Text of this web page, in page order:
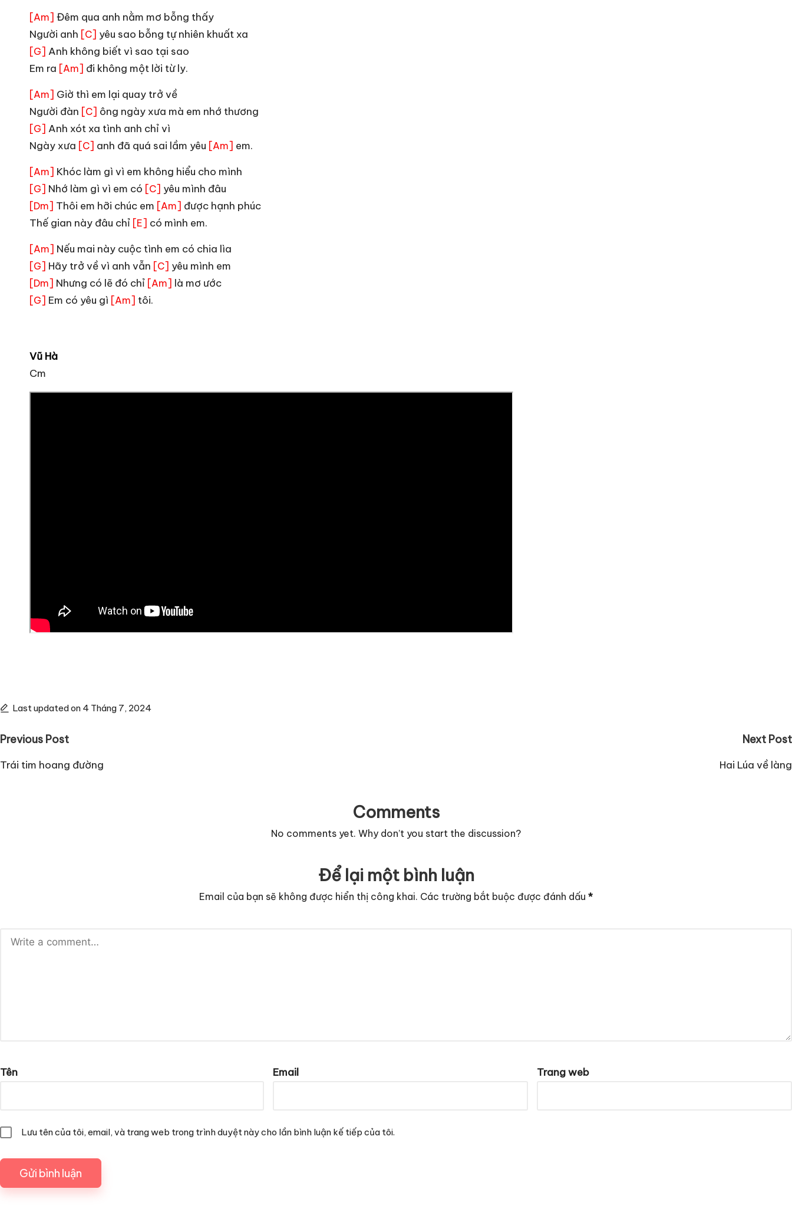
[Am] Đêm qua anh nằm mơ bỗng thấy
Người anh [C] yêu sao bỗng tự nhiên khuất xa
[G] Anh không biết vì sao tại sao
Em ra [Am] đi không một lời từ ly.
[Am] Giờ thì em lại quay trở về
Người đàn [C] ông ngày xưa mà em nhớ thương
[G] Anh xót xa tình anh chỉ vì
Ngày xưa [C] anh đã quá sai lầm yêu [Am] em.
[Am] Khóc làm gì vì em không hiểu cho mình
[G] Nhớ làm gì vì em có [C] yêu mình đâu
[Dm] Thôi em hỡi chúc em [Am] được hạnh phúc
Thế gian này đâu chỉ [E] có mình em.
[Am] Nếu mai này cuộc tình em có chia lìa
[G] Hãy trở về vì anh vẫn [C] yêu mình em
[Dm] Nhưng có lẽ đó chỉ [Am] là mơ ước
[G] Em có yêu gì [Am] tôi.
Vũ Hà
Cm
Last updated on 4 Tháng 7, 2024
Post
navigation
Previous Post
Trái tim hoang đường
Next Post
Hai Lúa về làng
Comments
No comments yet. Why don’t you start the discussion?
Để lại một bình luận
Email của bạn sẽ không được hiển thị công khai. Các trường bắt buộc được đánh dấu *
Tên Email Trang web
Lưu tên của tôi, email, và trang web trong trình duyệt này cho lần bình luận kế tiếp của tôi.